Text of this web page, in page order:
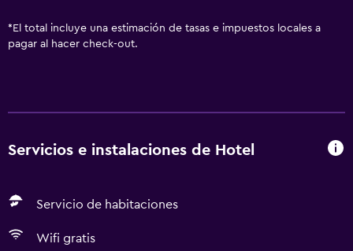
* El total incluye una estimación de tasas e impuestos locales a
pagar al hacer check-out.
Servicios e instalaciones de Hotel
Servicio de habitaciones
Wifi gratis